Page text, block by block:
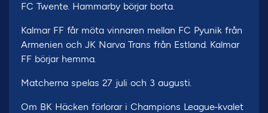
FC Twente. Hammarby börjar borta.
Kalmar FF får möta vinnaren mellan FC Pyunik från
Armenien och JK Narva Trans från Estland. Kalmar
FF börjar hemma.
Matcherna spelas 27 juli och 3 augusti.
Om BK Häcken förlorar i Champions League-kvalet